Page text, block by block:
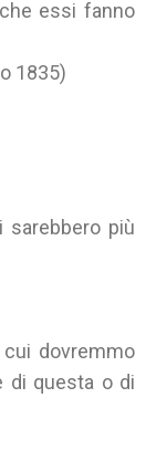
essi fanno
1835)
sarebbero più
dovremmo
di questa o di